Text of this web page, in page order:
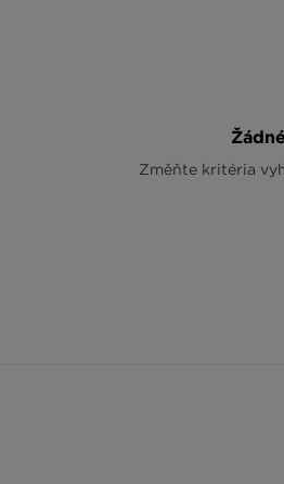
Změňte kritéria